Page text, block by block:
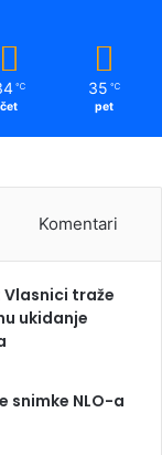
℃
čet
35 ℃
pet
Komentari
Vlasnici traže
ukidanje
snimke NLO-a